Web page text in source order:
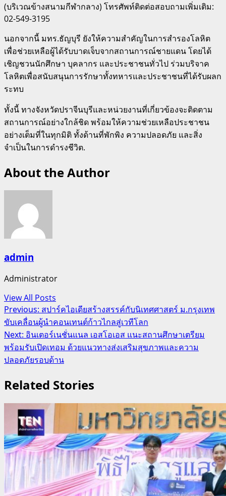
(บริเวณข้างสนามกีฬากลาง) โทรศัพท์ติดต่อสอบถามเพิ่มเติม:
02-549-3195
นอกจากนี้ มทร.ธัญบุรี ยังให้ความสำคัญในการสำรองโลหิต
เพื่อช่วยเหลือผู้ได้รับบาดเจ็บจากสถานการณ์ชายแดน โดยได้
เชิญชวนนักศึกษา บุคลากร และประชาชนทั่วไป ร่วมบริจาค
โลหิตเพื่อสนับสนุนการรักษาทั้งทหารและประชาชนที่ได้รับผลก
ระทบ
ทั้งนี้ ทางจังหวัดปราจีนบุรีและหน่วยงานที่เกี่ยวข้องจะติดตาม
สถานการณ์อย่างใกล้ชิด พร้อมให้ความช่วยเหลือประชาชน
อย่างเต็มที่ในทุกมิติ ทั้งด้านที่พักพิง ความปลอดภัย และสิ่ง
จำเป็นในการดำรงชีวิต.
About the Author
admin
Administrator
View All Posts
Post
navigation
Previous: สปาร์คไอเดียสร้างสรรค์กับนิเทศศาสตร์ ม.กรุงเทพ
ขับเคลื่อนผู้นำคอนเทนต์ก้าวไกลสู่เวทีโลก
Next: อินเตอร์เนชั่นแนล เอสโอเอส แนะสถานศึกษาเตรียม
พร้อมรับเปิดเทอม ด้วยแนวทางส่งเสริมสุขภาพและความ
ปลอดภัยรอบด้าน
Related Stories